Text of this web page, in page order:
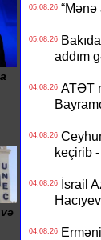
05.08.26“Mənə
05.08.26
addım
04.08.26ATƏT
04.08.26
keçirib
04.08.26İsrail
Hacıyev
04.08.26